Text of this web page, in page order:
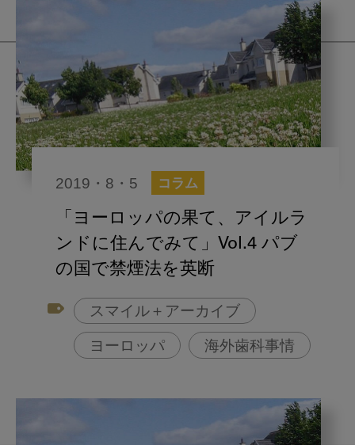
2019・8・5 コラム
「ヨーロッパの果て、アイルラ
ンドに住んでみて」Vol.4 パブ
の国で禁煙法を英断
スマイル＋アーカイブ
ヨーロッパ 海外歯科事情